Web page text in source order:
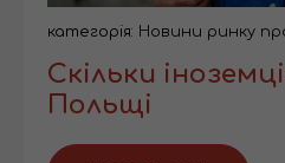
категорія: Новини ринку
Скільки
Польщі